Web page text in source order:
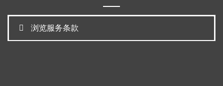
浏览服务条款